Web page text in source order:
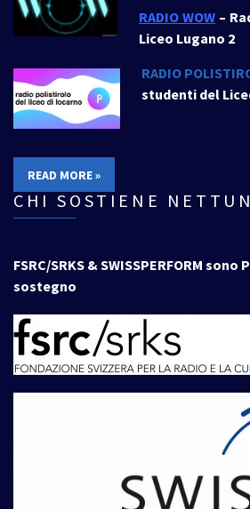
RADIO WOW–
Liceo Lugano 2
RADIO
studenti del
READ MORE »
CHI SOSTIENE
FSRC/SRKS & SWISSPERFORM
sostegno